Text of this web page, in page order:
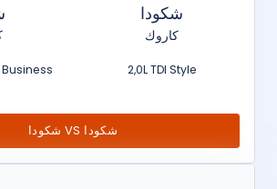
Business
شكودا
كاروك
2,0L TDI Style
شكودا VS شكودا